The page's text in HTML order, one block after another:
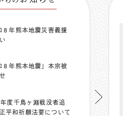
８年熊本地震災害義援
８年熊本地震」本宗被
度千鳥ヶ淵戦没者追
平和祈願法要について